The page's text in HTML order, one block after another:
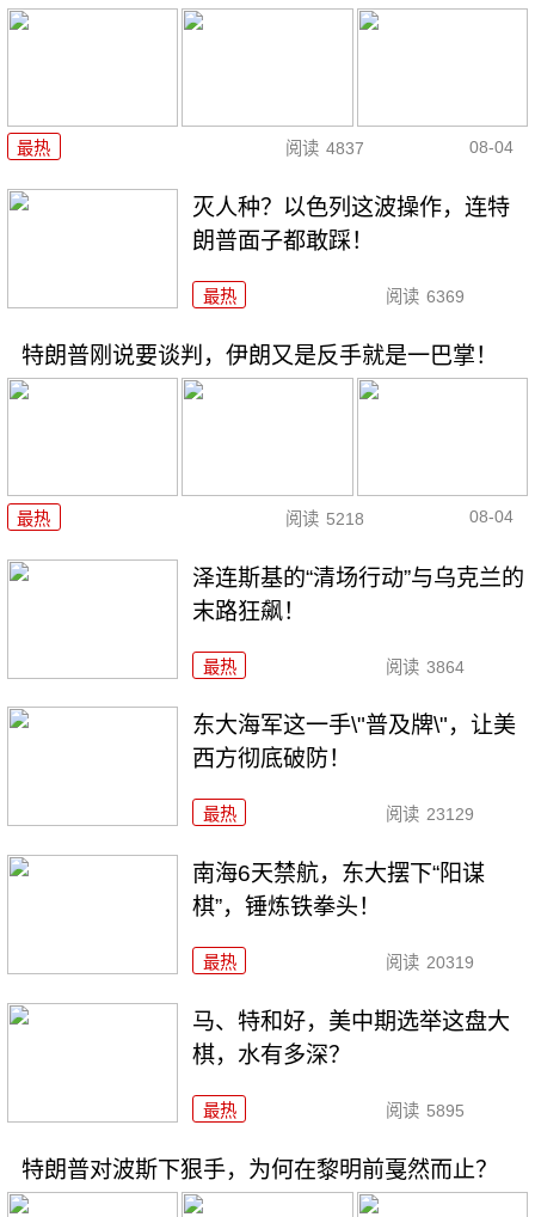
最热 阅读 4837 08-04
灭人种？以色列这波操作，连特
朗普面子都敢踩！
最热 阅读 6369
特朗普刚说要谈判，伊朗又是反手就是一巴掌！
最热 阅读 5218 08-04
泽连斯基的“清场行动”与乌克兰的
末路狂飙！
最热 阅读 3864
东大海军这一手\"普及牌\"，让美
西方彻底破防！
最热 阅读 23129
南海6天禁航，东大摆下“阳谋
棋”，锤炼铁拳头！
最热 阅读 20319
马、特和好，美中期选举这盘大
棋，水有多深？
最热 阅读 5895
特朗普对波斯下狠手，为何在黎明前戛然而止？